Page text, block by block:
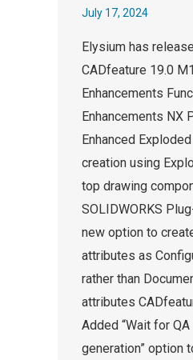
July 17, 2024
Elysium has
CADfeature 19.0
Enhancements
Enhancements NX
Enhanced
creation using
top drawing
SOLIDWORKS
new option to
attributes as
rather than
attributes
Added “Wait for
generation” option